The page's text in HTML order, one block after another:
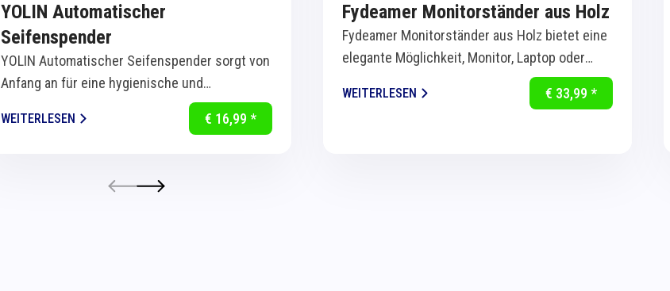
YOLIN Automatischer
Seifenspender
YOLIN Automatischer Seifenspender sorgt von
Anfang an für eine hygienische und
komfortable Handreinigung in Küche und Bad.
Dank...
WEITERLESEN € 16,99 *
Fydeamer Monitorständer aus Holz
Fydeamer Monitorständer aus Holz bietet eine
elegante Möglichkeit, Monitor, Laptop oder
Bildschirm ergonomisch auf Augenhöhe zu...
WEITERLESEN € 33,99 *